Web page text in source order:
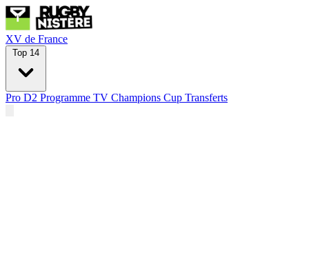
XV de France
Top 14
Pro D2 Programme TV Champions Cup Transferts